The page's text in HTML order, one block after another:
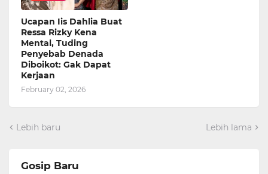
Ucapan Iis Dahlia Buat
Ressa Rizky Kena
Mental, Tuding
Penyebab Denada
Diboikot: Gak Dapat
Kerjaan
February 02, 2026
Lebih baru Lebih lama
Gosip Baru